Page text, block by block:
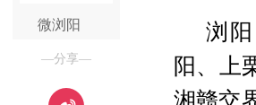
微浏阳
—分享—
浏
阳、上
湘赣交